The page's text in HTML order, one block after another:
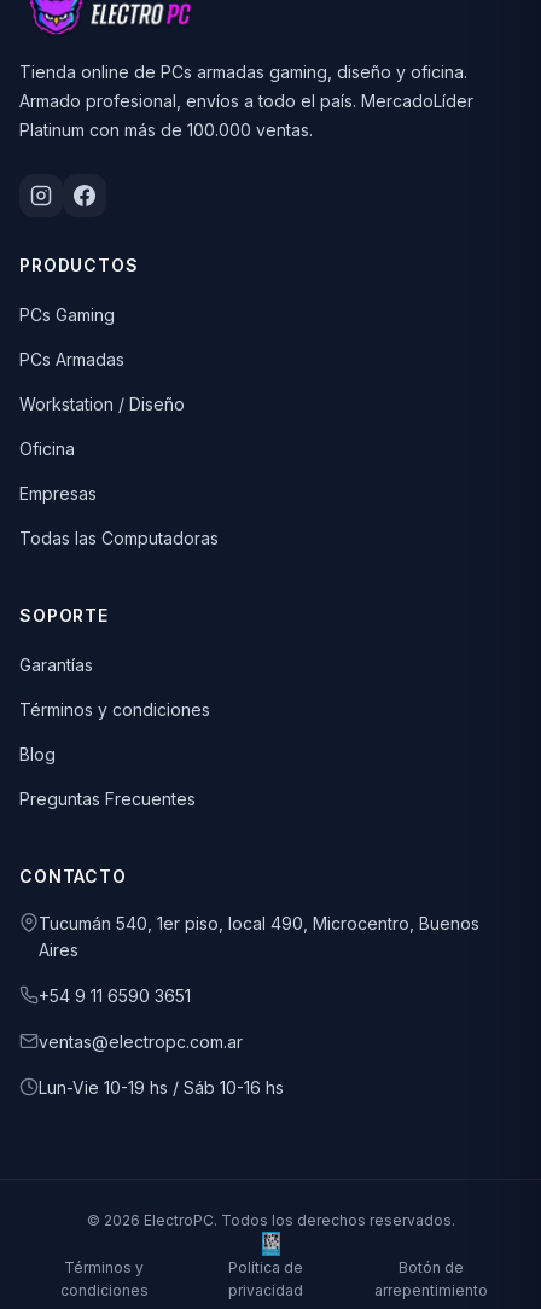
Tienda online de PCs armadas gaming, diseño y oficina.
Armado profesional, envíos a todo el país. MercadoLíder
Platinum con más de 100.000 ventas.
PRODUCTOS
PCs Gaming
PCs Armadas
Workstation / Diseño
Oficina
Empresas
Todas las Computadoras
SOPORTE
Garantías
Términos y condiciones
Blog
Preguntas Frecuentes
CONTACTO
Tucumán 540, 1er piso, local 490, Microcentro, Buenos
Aires
+54 9 11 6590 3651
ventas@electropc.com.ar
Lun-Vie 10-19 hs / Sáb 10-16 hs
© 2026 ElectroPC. Todos los derechos reservados.
Términos y
condiciones
Política de
privacidad
Botón de
arrepentimiento